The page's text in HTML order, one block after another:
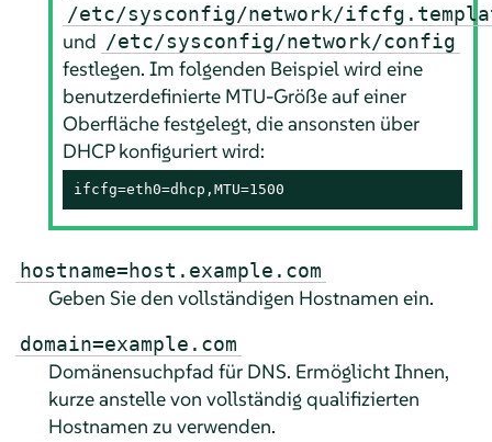
/etc/sysconfig/network/
und /etc/sysconfig/network/config
festlegen. Im folgenden Beispiel wird eine
benutzerdefinierte MTU-Größe auf einer
Oberfläche festgelegt, die ansonsten über
DHCP konfiguriert wird:
ifcfg=eth0=dhcp,MTU=1500
hostname=host.example.com
Geben Sie den vollständigen Hostnamen ein.
domain=example.com
Domänensuchpfad für DNS. Ermöglicht Ihnen,
kurze anstelle von vollständig qualifizierten
Hostnamen zu verwenden.